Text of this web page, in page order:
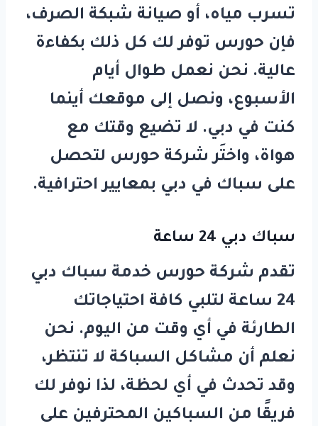
تسرب مياه، أو صيانة شبكة الصرف،
فإن حورس توفر لك كل ذلك بكفاءة
عالية. نحن نعمل طوال أيام
الأسبوع، ونصل إلى موقعك أينما
كنت في دبي. لا تضيع وقتك مع
هواة، واختَر شركة حورس لتحصل
على سباك في دبي بمعايير احترافية.
سباك دبي 24 ساعة
تقدم شركة حورس خدمة سباك دبي
24 ساعة
لتلبي كافة احتياجاتك
الطارئة في أي وقت من اليوم. نحن
نعلم أن مشاكل السباكة لا تنتظر،
وقد تحدث في أي لحظة، لذا نوفر لك
فريقًا من السباكين المحترفين على